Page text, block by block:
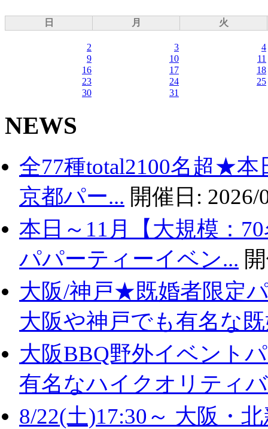
日 月 火
2 3
4
9
10
11
16
17
18
23
24
25
30
31
NEWS
全77種total2100名超★本
京都パー... 開催日: 2026/
本日～11月【大規模：
パパーティーイベン...
大阪/神戸★既婚者限定
大阪や神戸でも有名な
大阪BBQ野外イベント
有名なハイクオリティ
8/22(土)17:30～ 大阪・